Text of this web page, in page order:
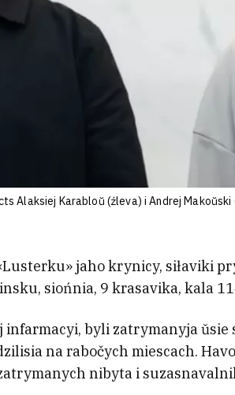
Alaksiej Karabloŭ (źleva) i Andrej
jaho krynicy, siłaviki
siońnia, 9 krasavika, kala
infarmacyi, byli zatrymanyja
na rabočych miescach.
nibyta i